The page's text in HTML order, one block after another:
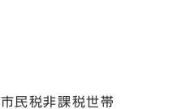
民税非課税世帯